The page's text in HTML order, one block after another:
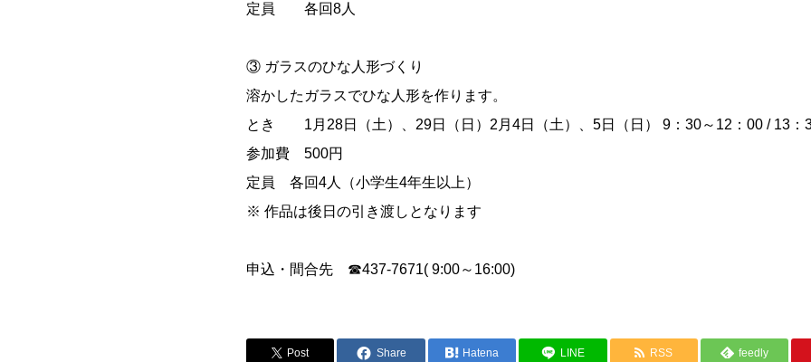
定員 各回8人
③ ガラスのひな人形づくり
溶かしたガラスでひな人形を作ります。
とき 1月28日（土）、29日（日）2月4日（土）、5日（日） 9：30～12：00 / 13：
参加費 500円
定員 各回4人（小学生4年生以上）
※ 作品は後日の引き渡しとなります
申込・間合先 ☎437-7671( 9:00～16:00)
Post Share Hatena LINE RSS feedly